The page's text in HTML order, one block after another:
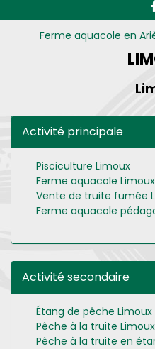
Ferme aquacole en
Activité principale
Pisciculture Limoux
Ferme aquacole Limoux
Vente de truite fumée
Ferme aquacole
Activité secondaire
Étang de pêche Limoux
Pêche à la truite Limoux
Pêche à la truite en